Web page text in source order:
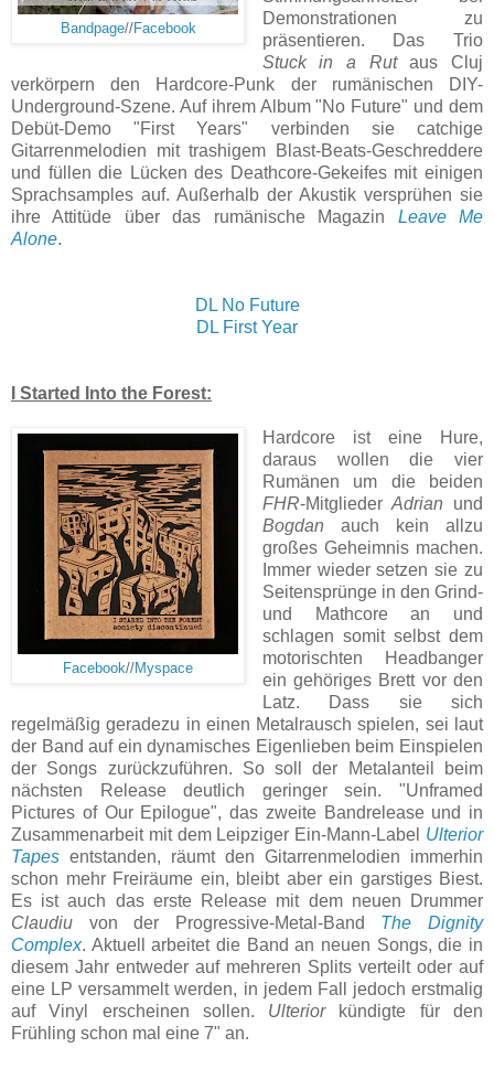
Bandpage//Facebook
Demonstrationen zu
präsentieren. Das Trio
Stuck in a Rutaus Cluj
verkörpern den Hardcore-Punk der rumänischen DIY-
Underground-Szene. Auf ihrem Album "No Future" und dem
Debüt-Demo "First Years" verbinden sie catchige
Gitarrenmelodien mit trashigem Blast-Beats-Geschreddere
und füllen die Lücken des Deathcore-Gekeifes mit einigen
Sprachsamples auf. Außerhalb der Akustik versprühen sie
ihre Attitüde über das rumänische Magazin Leave Me
Alone.
DL No Future
DL First Year
I Started Into the Forest:
Facebook//Myspace
Hardcore ist eine Hure,
daraus wollen die vier
Rumänen um die beiden
FHR-MitgliederAdrian und
Bogdan auch kein allzu
großes Geheimnis machen.
Immer wieder setzen sie zu
Seitensprünge in den Grind-
und Mathcore an und
schlagen somit selbst dem
motorischten Headbanger
ein gehöriges Brett vor den
Latz. Dass sie sich
regelmäßig geradezu in einen Metalrausch spielen, sei laut
der Band auf ein dynamisches Eigenlieben beim Einspielen
der Songs zurückzuführen. So soll der Metalanteil beim
nächsten Release deutlich geringer sein. "Unframed
Pictures of Our Epilogue", das zweite Bandrelease und in
Zusammenarbeit mit dem Leipziger Ein-Mann-Label Ulterior
Tapes entstanden, räumt den Gitarrenmelodien immerhin
schon mehr Freiräume ein, bleibt aber ein garstiges Biest.
Es ist auch das erste Release mit dem neuen Drummer
Claudiu von der Progressive-Metal-Band The Dignity
Complex. Aktuell arbeitet die Band an neuen Songs, die in
diesem Jahr entweder auf mehreren Splits verteilt oder auf
eine LP versammelt werden, in jedem Fall jedoch erstmalig
auf Vinyl erscheinen sollen. Ulterior kündigte für den
Frühling schon mal eine 7" an.